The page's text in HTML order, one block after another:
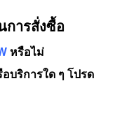
การสั่งซื้อ
หรือไม่
ริการใด ๆ โปรด